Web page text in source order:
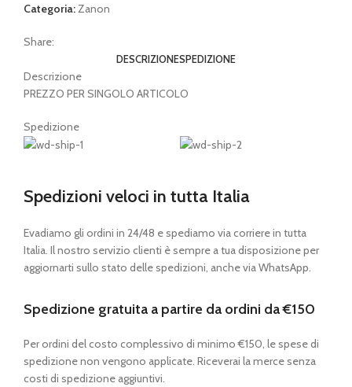
Categoria: Zanon
Share:
DESCRIZIONESPEDIZIONE
Descrizione
PREZZO PER SINGOLO ARTICOLO
Spedizione
Spedizioni veloci in tutta Italia
Evadiamo gli ordini in 24/48 e spediamo via corriere in tutta
Italia. Il nostro servizio clienti è sempre a tua disposizione per
aggiornarti sullo stato delle spedizioni, anche via WhatsApp.
Spedizione gratuita a partire da ordini da €150
Per ordini del costo complessivo di minimo €150, le spese di
spedizione non vengono applicate. Riceverai la merce senza
costi di spedizione aggiuntivi.